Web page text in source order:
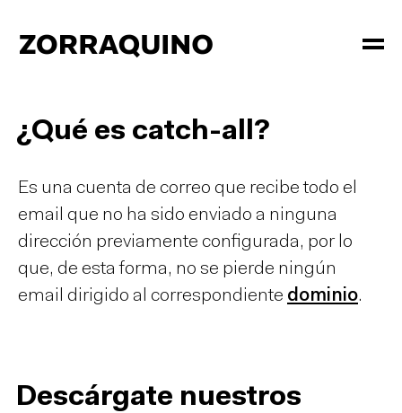
¿Qué es catch-all?
Es una cuenta de correo que recibe todo el
email que no ha sido enviado a ninguna
dirección previamente configurada, por lo
que, de esta forma, no se pierde ningún
email dirigido al correspondiente dominio.
Descárgate nuestros